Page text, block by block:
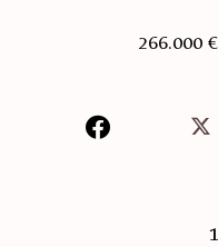
266.000